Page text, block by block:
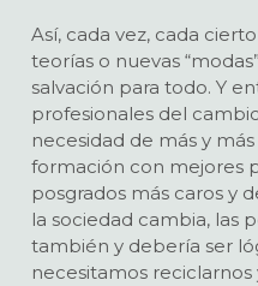
Así, cada vez, cada
teorías o nuevas
salvación para todo. Y
profesionales del
necesidad de más y
formación con mejores
posgrados más caros y
la sociedad cambia, las
también y debería ser
necesitamos